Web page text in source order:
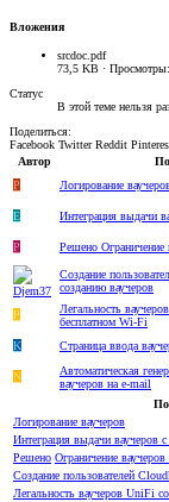
Вложения
srcdoc.pdf
73,5 KB ·
Статус
В этой теме нельзя
Поделиться:
Facebook Twitter Reddit
Автор
P
Логирование
E
Интеграция выдачи
P
Решено Ограничение
Создание
созданию ваучеров
P
Легальность
бесплатном Wi-Fi
K
Страница ввода
N
Автоматическая
ваучеров на e-mail
Логирование ваучеров
Интеграция выдачи ваучеров
Решено Ограничение
Создание пользователей
Легальность ваучеров UniFi